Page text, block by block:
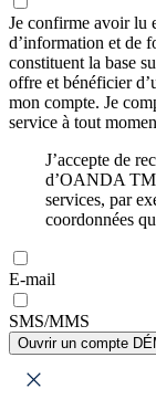
Je confirme avoir lu
d’information et de
constituent la base
offre et bénéficier
mon compte. Je
service à tout
J’accepte de
d’OANDA
services, par
coordonnées
E-mail
SMS/MMS
Ouvrir un compte